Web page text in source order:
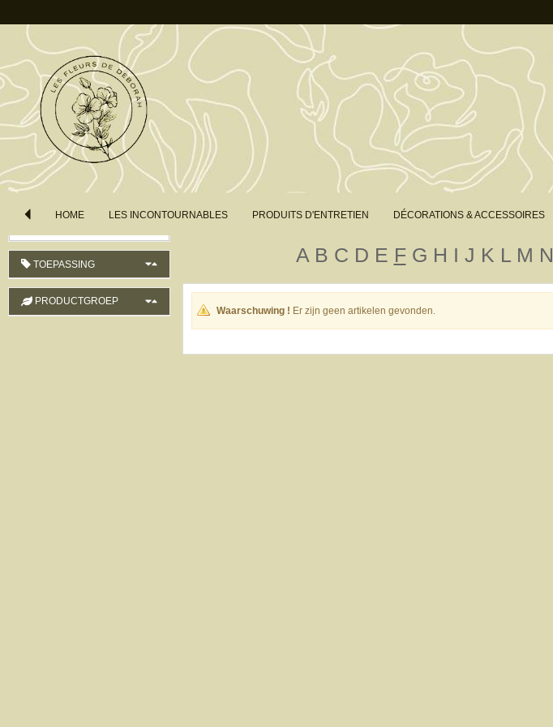
HOME LES INCONTOURNABLES PRODUITS D'ENTRETIEN DÉCORATIONS & ACCESSOIRES
A B C D E F G H I J K L M N
Waarschuwing ! Er zijn geen artikelen gevonden.
LAND VAN HERKOMST
LENGTE
KLEUR
TOEPASSING
PRODUCTGROEP